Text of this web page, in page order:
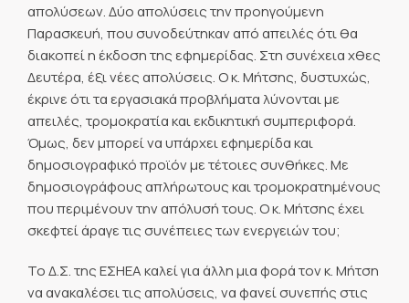
απολύσεων. Δύο απολύσεις την προηγούμενη
Παρασκευή, που συνοδεύτηκαν από απειλές ότι θα
διακοπεί η έκδοση της εφημερίδας. Στη συνέχεια χθες
Δευτέρα, έξι νέες απολύσεις. Ο κ. Μήτσης, δυστυχώς,
έκρινε ότι τα εργασιακά προβλήματα λύνονται με
απειλές, τρομοκρατία και εκδικητική συμπεριφορά.
Όμως, δεν μπορεί να υπάρχει εφημερίδα και
δημοσιογραφικό προϊόν με τέτοιες συνθήκες. Με
δημοσιογράφους απλήρωτους και τρομοκρατημένους
που περιμένουν την απόλυσή τους. Ο κ. Μήτσης έχει
σκεφτεί άραγε τις συνέπειες των ενεργειών του;
Το Δ.Σ. της ΕΣΗΕΑ καλεί για άλλη μια φορά τον κ. Μήτση
να ανακαλέσει τις απολύσεις, να φανεί συνεπής στις